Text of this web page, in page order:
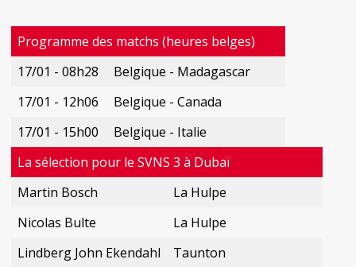
Programme des matchs (heures belges)
17/01 - 08h28
Belgique - Madagascar
17/01 - 12h06
Belgique - Canada
17/01 - 15h00
Belgique - Italie
La sélection pour le SVNS 3 à Dubaï
Martin Bosch
La Hulpe
Nicolas Bulte
La Hulpe
Lindberg John Ekendahl
Taunton